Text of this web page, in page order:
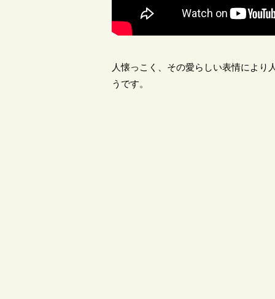
人懐っこく、その愛らしい表情により
うです。